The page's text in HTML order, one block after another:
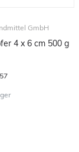
GmbH
Cellulose tupfer 4 x 6 cm 500 g